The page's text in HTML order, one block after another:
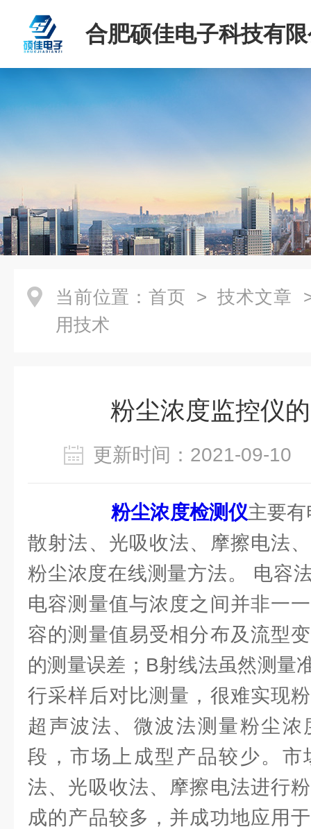
合肥硕佳电子科技有
当前位置： 首页 > 技术文章
用技术
粉尘浓度监控仪
更新时间：2021-09-
粉尘浓度检测仪主要
散射法、光吸收法、摩擦电法
粉尘浓度在线测量方法。 电容
电容测量值与浓度之间并非一
容的测量值易受相分布及流型
的测量误差；B射线法虽然测量
行采样后对比测量，很难实现
超声波法、微波法测量粉尘
段，市场上成型产品较少。市
法、光吸收法、摩擦电法进行
成的产品较多，并成功地应用